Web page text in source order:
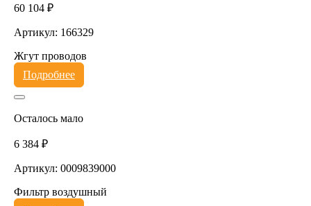
60 104 ₽
Артикул: 166329
Жгут проводов
Подробнее
Осталось мало
6 384 ₽
Артикул: 0009839000
Фильтр воздушный